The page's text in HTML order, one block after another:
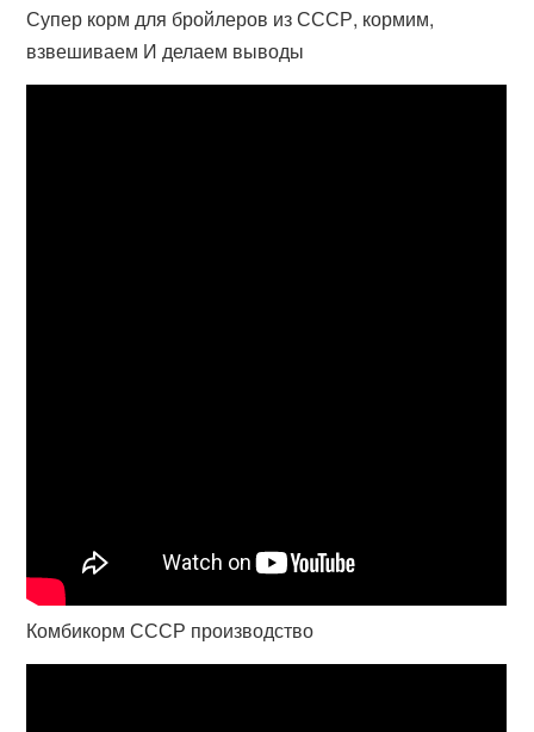
Супер корм для бройлеров из СССР, кормим,
взвешиваем И делаем выводы
Комбикорм СССР производство